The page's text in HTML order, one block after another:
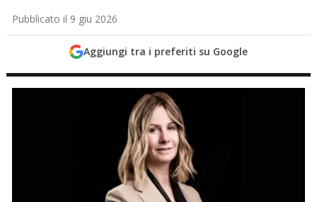
Pubblicato il 9 giu 2026
Aggiungi tra i preferiti su Google